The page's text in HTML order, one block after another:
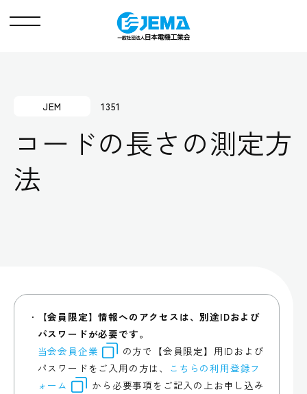
メ
JEM 1351
コードの長さの測定方
法
【会員限定】情報へのアクセスは、別途IDおよび
パスワードが必要です。
当会会員企業
の方で【会員限定】用IDおよび
パスワードをご入用の方は、 こちらの利用登録フ
ォーム
から必要事項をご記入の上お申し込み